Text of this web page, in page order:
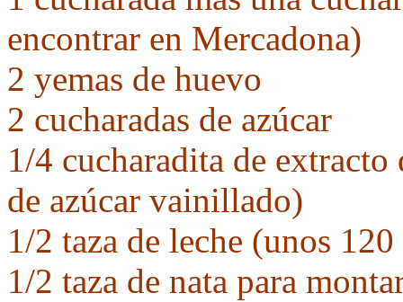
encontrar en Mercadona)
2 yemas de huevo
2 cucharadas de azúcar
1/4 cucharadita de
de azúcar vainillado)
1/2 taza de leche (unos
1/2 taza de nata para